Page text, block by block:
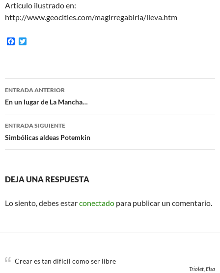
Artículo ilustrado en:
http://www.geocities.com/magirregabiria/lleva.htm
F
o
o
e
r
Navegación
de
entradas
ENTRADA ANTERIOR
En un lugar de La Mancha…
ENTRADA SIGUIENTE
Simbólicas aldeas Potemkin
DEJA UNA RESPUESTA
Lo siento, debes estarconectado para publicar un comentario.
Crear es tan difícil como ser libre
Triolet, Elsa